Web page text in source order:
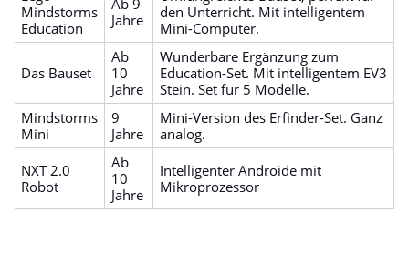
Mindstorms
Education
Ab 9
Jahre
den Unterricht. Mit intelligentem
Mini-Computer.
Das Bauset
Ab
10
Jahre
Wunderbare Ergänzung zum
Education-Set. Mit intelligentem EV3
Stein. Set für 5 Modelle.
Mindstorms
Mini
9
Jahre
Mini-Version des Erfinder-Set. Ganz
analog.
NXT 2.0
Robot
Ab
10
Jahre
Intelligenter Androide mit
Mikroprozessor